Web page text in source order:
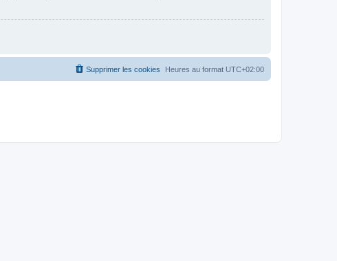
Heures au format UTC+02:00
Supprimer les cookies